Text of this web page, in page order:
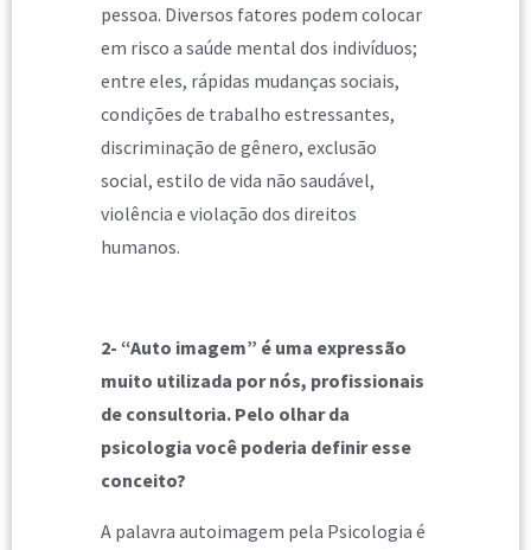
pessoa. Diversos fatores podem colocar
em risco a saúde mental dos indivíduos;
entre eles, rápidas mudanças sociais,
condições de trabalho estressantes,
discriminação de gênero, exclusão
social, estilo de vida não saudável,
violência e violação dos direitos
humanos.
2- “Auto imagem” é uma expressão
muito utilizada por nós, profissionais
de consultoria. Pelo olhar da
psicologia você poderia definir esse
conceito?
A palavra autoimagem pela Psicologia é